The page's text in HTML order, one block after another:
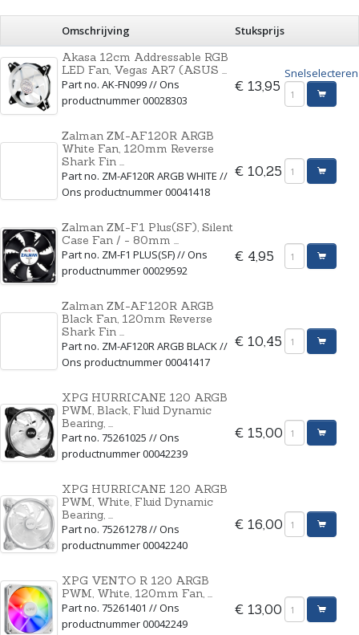
Omschrijving
Stuksprijs
Akasa 12cm Addressable RGB
LED Fan, Vegas AR7 (ASUS ...
Part no. AK-FN099 // Ons
productnummer 00028303
€ 13,95
Snelselecteren
Zalman ZM-AF120R ARGB
White Fan, 120mm Reverse
Shark Fin ...
Part no. ZM-AF120R ARGB WHITE //
Ons productnummer 00041418
€ 10,25
Zalman ZM-F1 Plus(SF), Silent
Case Fan / - 80mm ...
Part no. ZM-F1 PLUS(SF) // Ons
productnummer 00029592
€ 4,95
Zalman ZM-AF120R ARGB
Black Fan, 120mm Reverse
Shark Fin ...
Part no. ZM-AF120R ARGB BLACK //
Ons productnummer 00041417
€ 10,45
XPG HURRICANE 120 ARGB
PWM, Black, Fluid Dynamic
Bearing, ...
Part no. 75261025 // Ons
productnummer 00042239
€ 15,00
XPG HURRICANE 120 ARGB
PWM, White, Fluid Dynamic
Bearing, ...
Part no. 75261278 // Ons
productnummer 00042240
€ 16,00
XPG VENTO R 120 ARGB
PWM, White, 120mm Fan, ...
Part no. 75261401 // Ons
productnummer 00042249
€ 13,00